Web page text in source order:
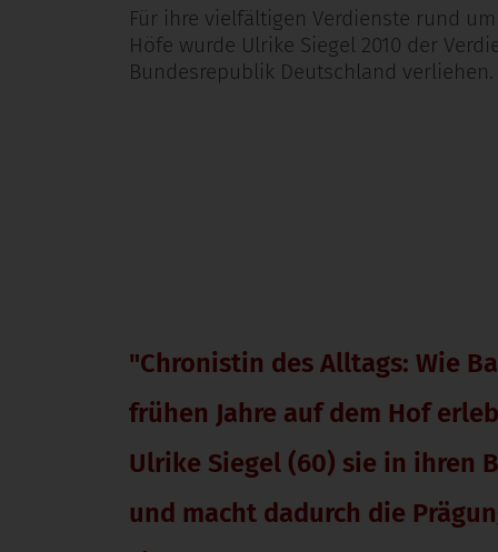
Für ihre vielfältigen Verdienste rund
Höfe wurde Ulrike Siegel 2010 der
Bundesrepublik Deutschland verliehen.
"Chronistin des Alltags: Wie
frühen Jahre auf dem Hof
Ulrike Siegel (60) sie in ihren
und macht dadurch die